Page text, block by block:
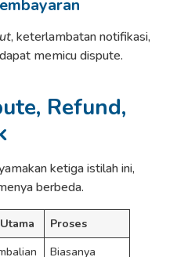
, keterlambatan notifikasi,
memicu dispute.
Refund,
ketiga istilah ini,
berbeda.
Proses
Biasanya